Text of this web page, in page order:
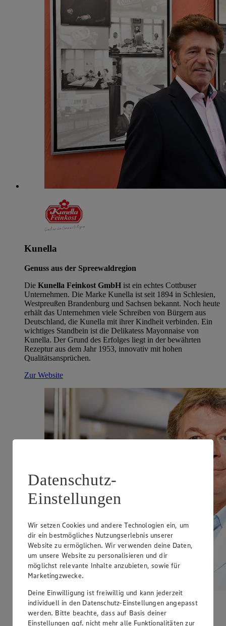
Kunella
Genuss aus der Spreewaldregion
Die Kunella Feinkost GmbH ist ein echtes Cottbuser
Unternehmen. Die Marke Kunella ist seit 1894 in Schlesien,
Westpreußen Brandenburg und Sachsen bekannt. Noch heute
erhält das Unternehmen viele Schreiben von Bürgern aus
Deutschland, die Kunella mit ihrer Kindheit verbinden. Ein
wichtiges Standbein ist die Delikatess Mayonnaise von
Kunella. Der Grund des Erfolges liegt in der bewährten
Rezeptur aus dem Jahr 1953, innovativ mit hohen
Qualitätsansprüchen.
Zur Website
Datenschutz-
Einstellungen
Wir setzen Cookies und andere Technologien ein, um
dir ein bestmögliches Nutzungserlebnis unserer
Website zu ermöglichen. Wir verwenden deine Daten,
um unsere Website zu personalisieren und dir
möglichst relevante Inhalte anzubieten, sowie für
Marketingzwecke.
Deine Einwilligung ist freiwillig und kann jederzeit
individuell in den Datenschutz-Einstellungen angepasst
werden. Bitte beachte, dass auf Basis deiner
Einstellungen ggf. nicht mehr alle Funktionalitäten zur